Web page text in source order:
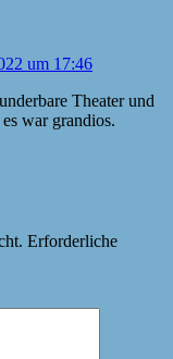
um 17:46
Theater und
war grandios.
Erforderliche